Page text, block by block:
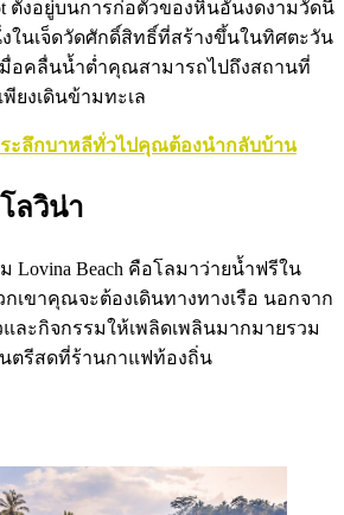
ตั้งอยู่บนการก่อตัวของหินอันงดงามวัดนี้
ในเจ็ดวัดศักดิ์สิทธิ์ที่สร้างขึ้นในทิศตะวัน
มื่อคลื่นน้ำต่ำคุณสามารถไปถึงสถานที่
ยงเดินข้ามทะเล
ระลึกบาหลีทั่วไปคุณต้องนำกลับบ้าน
ลวิน่า
Lovina Beach คือโลมาว่ายน้ำฟรีใน
เขาคุณจะต้องเดินทางทางเรือ นอกจาก
ละกิจกรรมให้เพลิดเพลินมากมายรวม
ตรีสดที่ร้านกาแฟท้องถิ่น